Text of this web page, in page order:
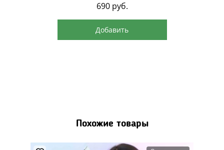
690 руб.
Добавить
Похожие товары